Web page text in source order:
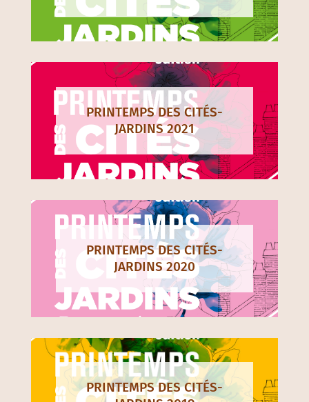
PRINTEMPS DES CITÉS-
JARDINS 2021
PRINTEMPS DES CITÉS-
JARDINS 2020
PRINTEMPS DES CITÉS-